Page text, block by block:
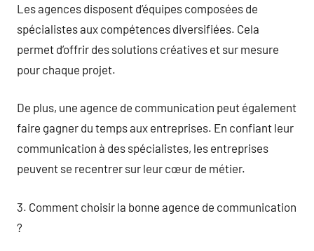
Les agences disposent d’équipes composées de
spécialistes aux compétences diversifiées. Cela
permet d’offrir des solutions créatives et sur mesure
pour chaque projet.
De plus, une agence de communication peut également
faire gagner du temps aux entreprises. En confiant leur
communication à des spécialistes, les entreprises
peuvent se recentrer sur leur cœur de métier.
3. Comment choisir la bonne agence de communication
?